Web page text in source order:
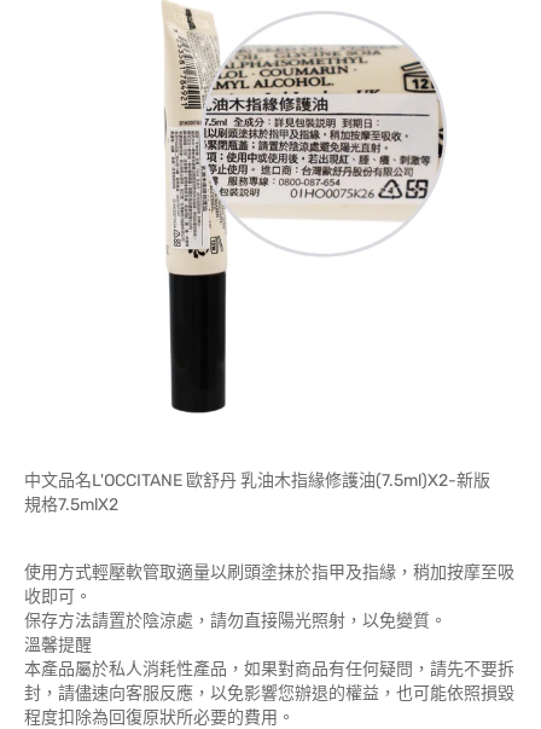
中文品名L'OCCITANE 歐舒丹 乳油木指緣修護油(7.5ml)X2-新版
規格7.5mlX2
使用方式輕壓軟管取適量以刷頭塗抹於指甲及指緣，稍加按摩至吸
收即可。
保存方法請置於陰涼處，請勿直接陽光照射，以免變質。
溫馨提醒
本產品屬於私人消耗性產品，如果對商品有任何疑問，請先不要拆
封，請儘速向客服反應，以免影響您辦退的權益，也可能依照損毀
程度扣除為回復原狀所必要的費用。